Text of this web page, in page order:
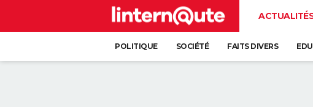
POLITIQUE SOCIÉTÉ FAITS DIVERS